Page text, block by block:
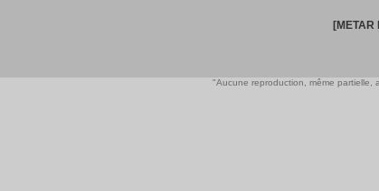
[METAR
"Aucune reproduction, même partielle,